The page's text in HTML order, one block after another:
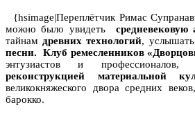
{hsimage|Переплётчик Римас
можно было увидеть средневековую
тайнам древних технологий, услышать
песни.
Клуб ремесленников
энтузиастов и профессионалов,
реконструкцией материальной
великокняжеского двора средних
барокко.